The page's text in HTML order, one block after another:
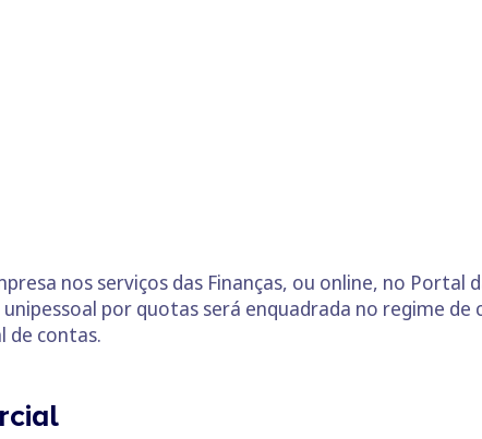
nos serviços das Finanças, ou online, no Portal
unipessoal por quotas será enquadrada no regime
de contas.